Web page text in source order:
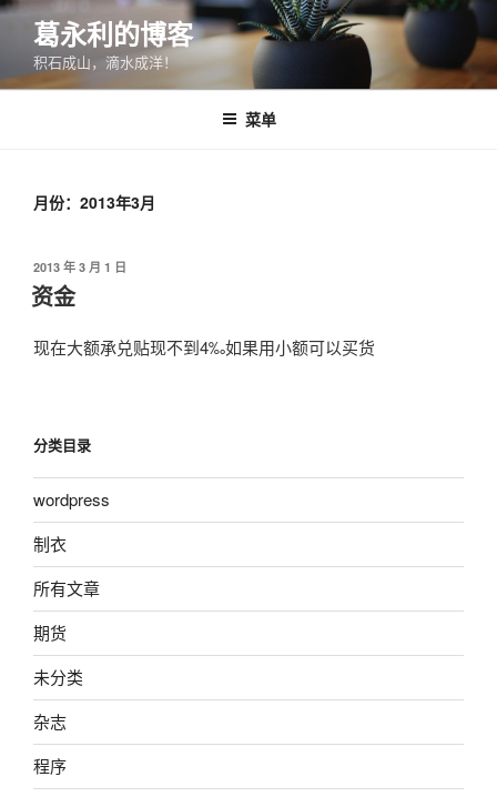
跳
容
葛永利的博客
积石成山，滴水成洋！
菜单
月份：2013年3月
发
布
于
2013 年 3 月 1 日
资金
现在大额承兑贴现不到4‰如果用小额可以买货
分类目录
wordpress
制衣
所有文章
期货
未分类
杂志
程序